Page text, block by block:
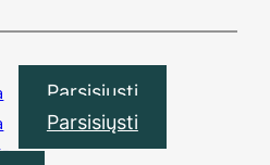
Parsisiųsti
Parsisiųsti